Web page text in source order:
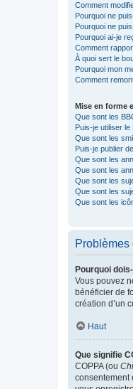
Comment
Pourquoi ne
Pourquoi ne
Pourquoi ai-je
Comment
À quoi sert le
Pourquoi mon
Comment
Mise en forme
Que sont les
Puis-je utiliser le
Que sont les
Puis-je publier
Que sont les
Que sont les
Que sont les
Que sont les
Que sont les
Problèmes
Pourquoi
Vous pouvez
bénéficier de
création d’un
Haut
Que signifie
COPPA (ou
consentement